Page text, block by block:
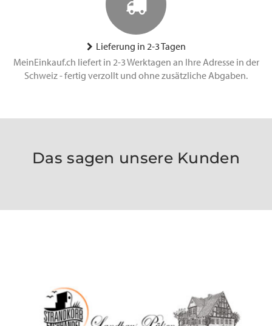
Lieferung in 2-3 Tagen
MeinEinkauf.ch liefert in 2-3 Werktagen an Ihre Adresse in der
Schweiz - fertig verzollt und ohne zusätzliche Abgaben.
Das sagen unsere Kunden